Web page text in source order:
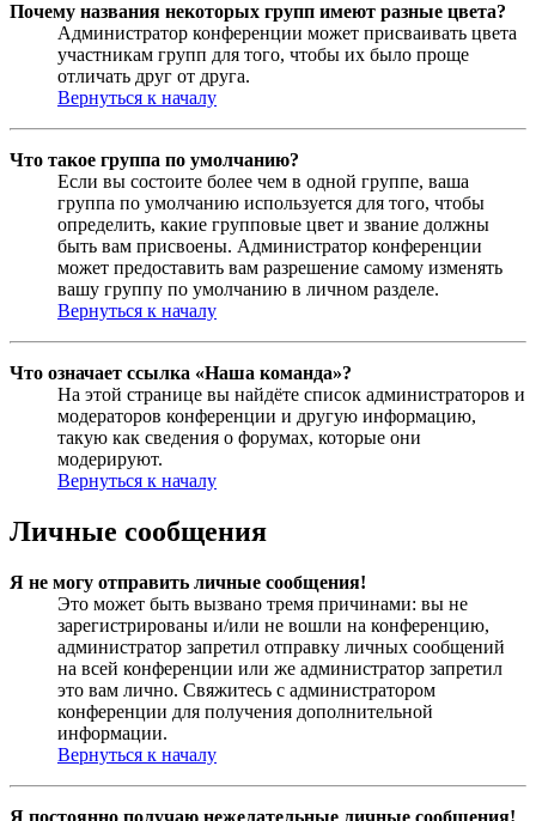
Почему названия некоторых групп имеют разные цвета?
Администратор конференции может присваивать цвета
участникам групп для того, чтобы их было проще
отличать друг от друга.
Вернуться к началу
Что такое группа по умолчанию?
Если вы состоите более чем в одной группе, ваша
группа по умолчанию используется для того, чтобы
определить, какие групповые цвет и звание должны
быть вам присвоены. Администратор конференции
может предоставить вам разрешение самому изменять
вашу группу по умолчанию в личном разделе.
Вернуться к началу
Что означает ссылка «Наша команда»?
На этой странице вы найдёте список администраторов и
модераторов конференции и другую информацию,
такую как сведения о форумах, которые они
модерируют.
Вернуться к началу
Личные сообщения
Я не могу отправить личные сообщения!
Это может быть вызвано тремя причинами: вы не
зарегистрированы и/или не вошли на конференцию,
администратор запретил отправку личных сообщений
на всей конференции или же администратор запретил
это вам лично. Свяжитесь с администратором
конференции для получения дополнительной
информации.
Вернуться к началу